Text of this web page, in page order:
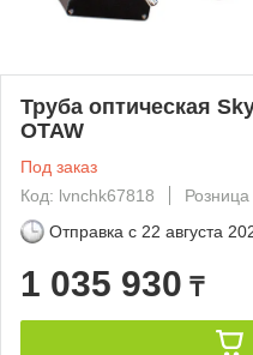
Труба оптическая
OTAW
Под заказ
Код: lvnchk67818
Розница
Отправка с 22 августа
1 035 930 ₸